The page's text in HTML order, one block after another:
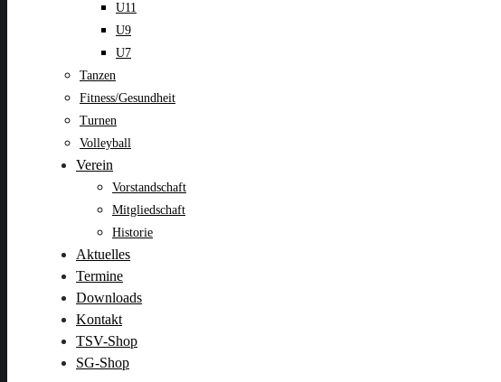
U11
U9
U7
Tanzen
Fitness/Gesundheit
Turnen
Volleyball
Verein
Vorstandschaft
Mitgliedschaft
Historie
Aktuelles
Termine
Downloads
Kontakt
TSV-Shop
SG-Shop